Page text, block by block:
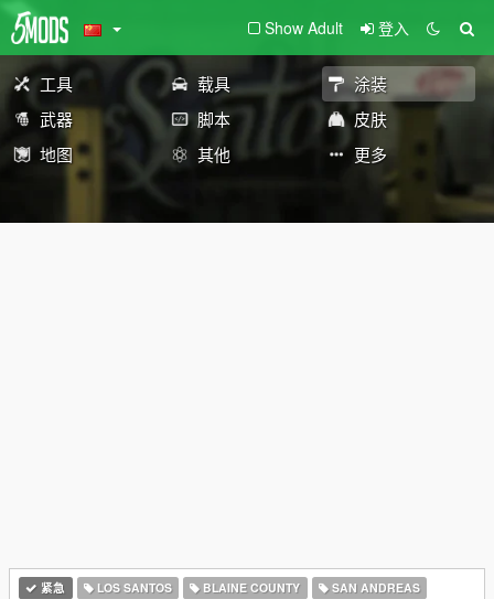
Show Adult 登入
工具 载具
涂装
武器
脚本
皮肤
地图
其他 更多
紧急 LOS SANTOS BLAINE COUNTY
SAN ANDREAS